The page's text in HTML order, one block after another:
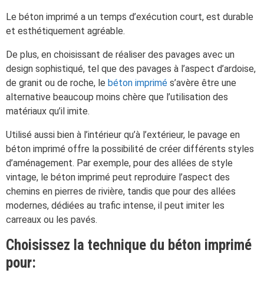
Le béton imprimé a un temps d’exécution court, est durable
et esthétiquement agréable.
De plus, en choisissant de réaliser des pavages avec un
design sophistiqué, tel que des pavages à l’aspect d’ardoise,
de granit ou de roche, le béton imprimé s’avère être une
alternative beaucoup moins chère que l’utilisation des
matériaux qu’il imite.
Utilisé aussi bien à l’intérieur qu’à l’extérieur, le pavage en
béton imprimé offre la possibilité de créer différents styles
d’aménagement. Par exemple, pour des allées de style
vintage, le béton imprimé peut reproduire l’aspect des
chemins en pierres de rivière, tandis que pour des allées
modernes, dédiées au trafic intense, il peut imiter les
carreaux ou les pavés.
Choisissez la technique du béton imprimé
pour: